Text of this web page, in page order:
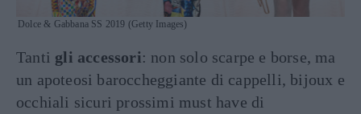
Dolce & Gabbana SS 2019 (Getty Images)
Tanti gli accessori: non solo scarpe e borse, ma
un apoteosi baroccheggiante di cappelli, bijoux e
occhiali sicuri prossimi must have di